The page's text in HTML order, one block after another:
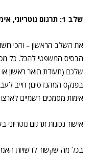
שלב 1: תרגום נוטריוני, אימות מסמכים ואפוסטיל לארה”ב
את השלב הראשון – והכי
הבסיס המשפטי להכל. כל
שלכם (תעודת תואר ראשון או
בפנקס המהנדסים) חייב
אימות מסמכים רשמיים
אישור נכונות תרגום
בכל מה שקשור לרשויות